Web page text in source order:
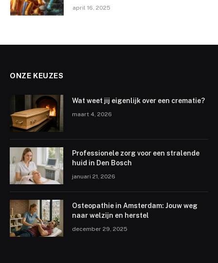
april 16, 2025
ONZE KEUZES
Wat weet jij eigenlijk over een crematie?
maart 4, 2026
Professionele zorg voor een stralende
huid in Den Bosch
januari 21, 2026
Osteopathie in Amsterdam: Jouw weg
naar welzijn en herstel
december 29, 2025